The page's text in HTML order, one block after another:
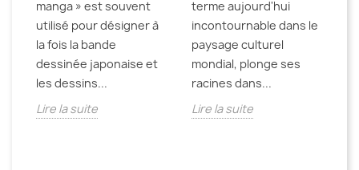
manga » est souvent
utilisé pour désigner à
la fois la bande
dessinée japonaise et
les dessins...
Lire la suite
terme aujourd'hui
incontournable dans le
paysage culturel
mondial, plonge ses
racines dans...
Lire la suite